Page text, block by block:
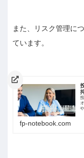
また、リスク管理に
ています。
fp-notebook.com